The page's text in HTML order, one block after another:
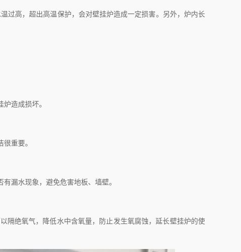
高，超出高温保护，会对壁挂炉造成一定损害。另外，炉内长
造成损坏。
重要。
漏水现象，避免危害地板、墙壁。
绝氧气，降低水中含氧量，防止发生氧腐蚀，延长壁挂炉的使